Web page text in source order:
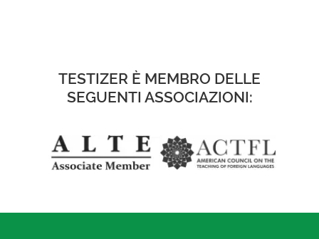
TESTIZER È MEMBRO DELLE
SEGUENTI ASSOCIAZIONI: